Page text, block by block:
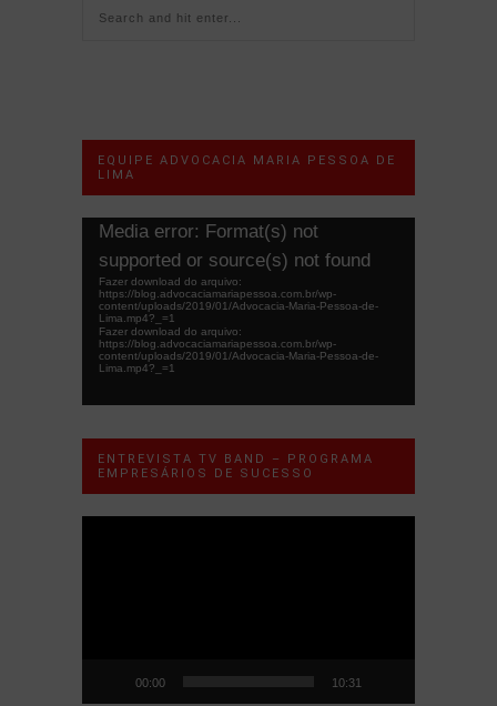
EQUIPE ADVOCACIA MARIA PESSOA DE
LIMA
Tocador
vídeo
Media error: Format(s) not
supported or source(s) not found
Fazer download do arquivo:
https://blog.advocaciamariapessoa.com.br/wp-
content/uploads/2019/01/Advocacia-Maria-Pessoa-de-
Lima.mp4?_=1
Fazer download do arquivo:
https://blog.advocaciamariapessoa.com.br/wp-
content/uploads/2019/01/Advocacia-Maria-Pessoa-de-
Lima.mp4?_=1
ENTREVISTA TV BAND – PROGRAMA
EMPRESÁRIOS DE SUCESSO
00:00 10:31